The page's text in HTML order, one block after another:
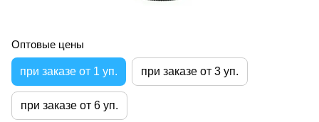
Оптовые цены
при заказе от 1 уп. при заказе от 3 уп.
при заказе от 6 уп.